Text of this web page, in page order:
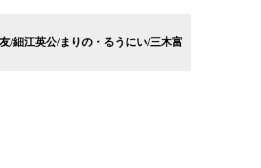
/細江英公/まりの・るうにい/三木富